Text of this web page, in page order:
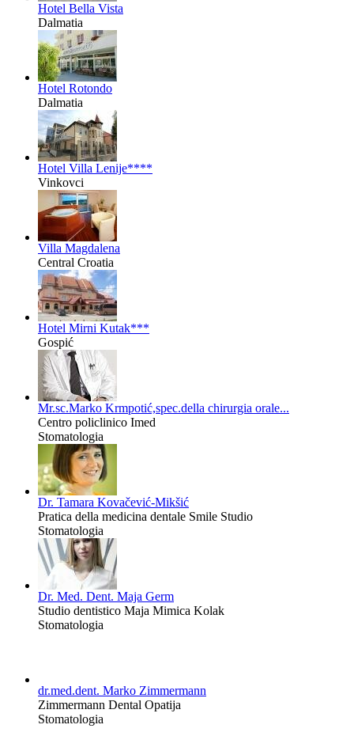
Hotel Bella Vista
Dalmatia
Hotel Rotondo
Dalmatia
Hotel Villa Lenije****
Vinkovci
Villa Magdalena
Central Croatia
Hotel Mirni Kutak***
Gospić
Mr.sc.Marko Krmpotić,spec.della chirurgia orale...
Centro policlinico Imed
Stomatologia
Dr. Tamara Kovačević-Mikšić
Pratica della medicina dentale Smile Studio
Stomatologia
Dr. Med. Dent. Maja Germ
Studio dentistico Maja Mimica Kolak
Stomatologia
dr.med.dent. Marko Zimmermann
Zimmermann Dental Opatija
Stomatologia